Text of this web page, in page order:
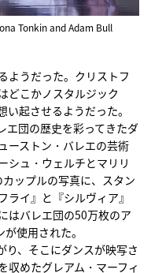
Tonkin and Adam Bull
ようだった。クリストフ
どこかノスタルジック
起させるようだった。
エ団の歴史を彩ってきたダ
ーストン・バレエの芸術
シュ・ウェルチとマリリ
ップルの写真に、スタン
ライ』と『シルヴィア』
はバレエ団の50万枚のア
使用された。
り、そこにダンスが映写さ
収めたグレアム・マーフィ